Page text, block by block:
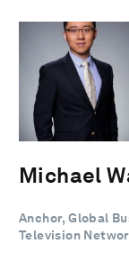
Michael
Anchor, Global
Television